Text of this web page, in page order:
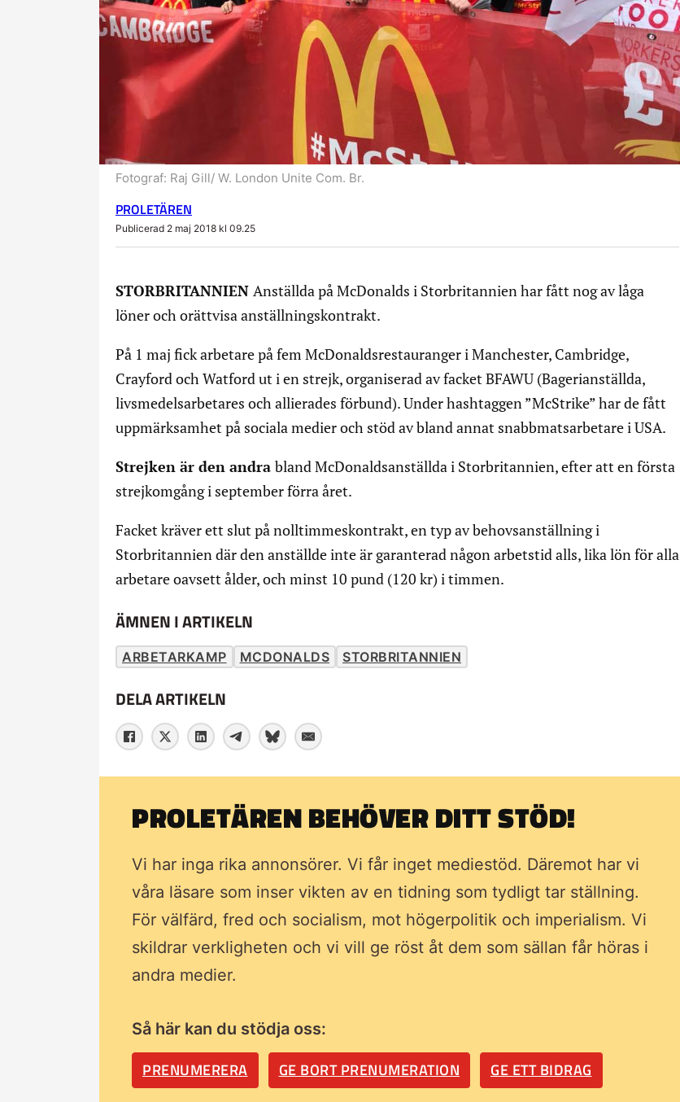
Fotograf: Raj Gill/ W. London Unite Com. Br.
PROLETÄREN
Publicerad 2 maj 2018 kl 09.25
STORBRITANNIEN Anställda på McDonalds i Storbritannien har fått nog av låga
löner och orättvisa anställningskontrakt.
På 1 maj fick arbetare på fem McDonaldsrestauranger i Manchester, Cambridge,
Crayford och Watford ut i en strejk, organiserad av facket BFAWU (Bagerianställda,
livsmedelsarbetares och allierades förbund). Under hashtaggen ”McStrike” har de fått
uppmärksamhet på sociala medier och stöd av bland annat snabbmatsarbetare i USA.
Strejken är den andra bland McDonaldsanställda i Storbritannien, efter att en första
strejkomgång i september förra året.
Facket kräver ett slut på nolltimmeskontrakt, en typ av behovsanställning i
Storbritannien där den anställde inte är garanterad någon arbetstid alls, lika lön för alla
arbetare oavsett ålder, och minst 10 pund (120 kr) i timmen.
ÄMNEN I ARTIKELN
ARBETARKAMP MCDONALDS STORBRITANNIEN
DELA ARTIKELN
PROLETÄREN BEHÖVER DITT STÖD!
Vi har inga rika annonsörer. Vi får inget mediestöd. Däremot har vi
våra läsare som inser vikten av en tidning som tydligt tar ställning.
För välfärd, fred och socialism, mot högerpolitik och imperialism. Vi
skildrar verkligheten och vi vill ge röst åt dem som sällan får höras i
andra medier.
Så här kan du stödja oss:
PRENUMERERA GE BORT PRENUMERATION GE ETT BIDRAG